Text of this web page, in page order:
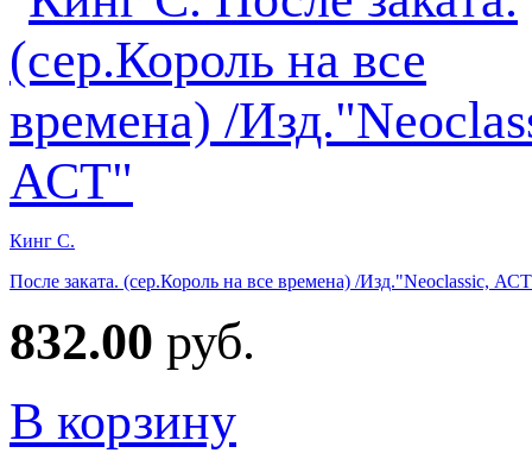
Кинг С.
После заката. (сер.Король на все времена) /Изд."Neoclassic,
832.00 руб.
В корзину